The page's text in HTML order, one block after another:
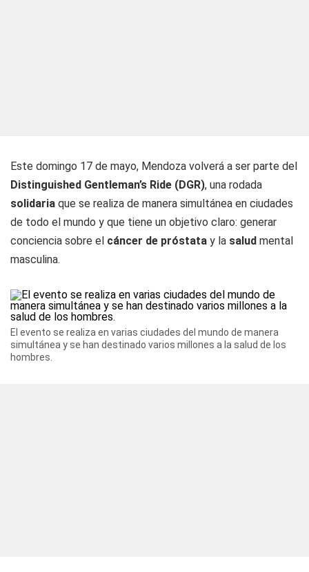
Este domingo 17 de mayo, Mendoza volverá a ser parte del
Distinguished Gentleman’s Ride (DGR), una rodada
solidaria que se realiza de manera simultánea en ciudades
de todo el mundo y que tiene un objetivo claro: generar
conciencia sobre el cáncer de próstata y la salud mental
masculina.
El evento se realiza en varias ciudades del mundo de manera
simultánea y se han destinado varios millones a la salud de los
hombres.